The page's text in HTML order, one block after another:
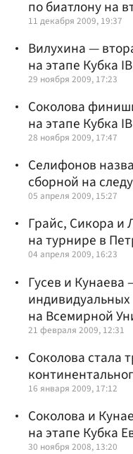
по биатлону на
11 декабря 2009, 19:37
Вилухина —
на этапе Кубка
29 ноября 2009, 17:23
Соколова
на этапе Кубка
28 ноября 2009, 17:47
Селифонов
сборной на
05 апреля 2009, 15:27
Грайс, Сикора и
на турнире в
04 апреля 2009, 16:23
Гусев и Кунаева
индивидуальных
на Всемирной
21 февраля 2009, 12:31
Соколова стала
16 января 2009, 17:12
Соколова и
на этапе Кубка
30 ноября 2008, 13:20